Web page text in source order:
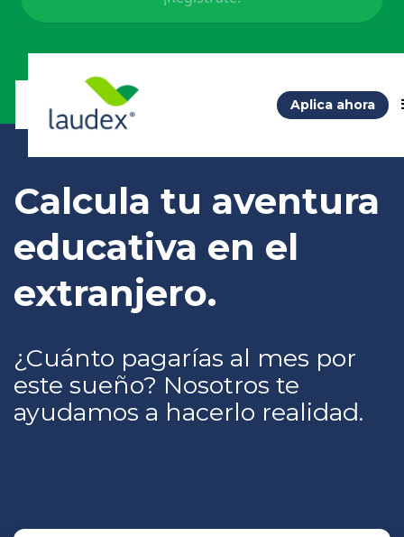
Aplica ahora
Calcula tu aventura
educativa en el
extranjero.
¿Cuánto pagarías al mes por
este sueño? Nosotros te
ayudamos a hacerlo realidad.